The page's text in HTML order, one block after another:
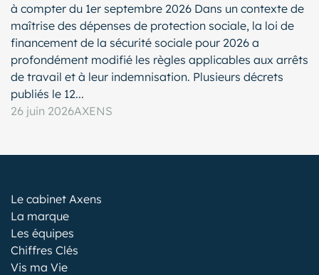
à compter du 1er septembre 2026 Dans un contexte de
maîtrise des dépenses de protection sociale, la loi de
financement de la sécurité sociale pour 2026 a
profondément modifié les règles applicables aux arrêts
de travail et à leur indemnisation. Plusieurs décrets
publiés le 12...
26 juin 2026AXENS
Le cabinet Axens
La marque
Les équipes
Chiffres Clés
Vis ma Vie